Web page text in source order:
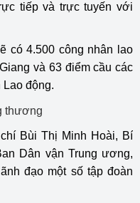
tiếp và trực tuyến với
có 4.500 công nhân lao
và 63 điểm cầu các
Lao động.
Bùi Thị Minh Hoài, Bí
Dân vận Trung ương,
đạo một số tập đoàn